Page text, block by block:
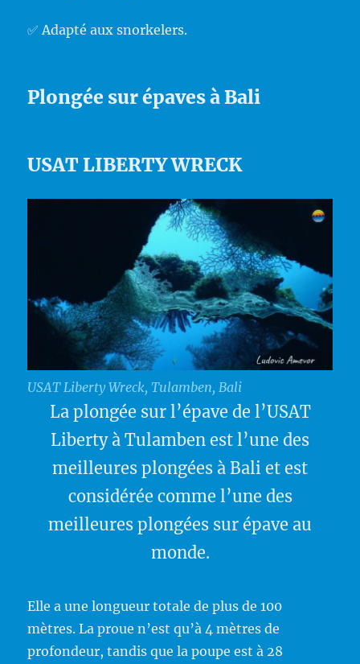
✅ Adapté aux snorkelers.
Plongée sur épaves à Bali
USAT LIBERTY WRECK
USAT Liberty Wreck, Tulamben, Bali
La plongée sur l’épave de l’USAT
Liberty à Tulamben est l’une des
meilleures plongées à Bali et est
considérée comme l’une des
meilleures plongées sur épave au
monde.
Elle a une longueur totale de plus de 100
mètres. La proue n’est qu’à 4 mètres de
profondeur, tandis que la poupe est à 28